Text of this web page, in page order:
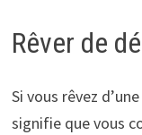
Rêver de
Si vous rêvez
signifie que vous